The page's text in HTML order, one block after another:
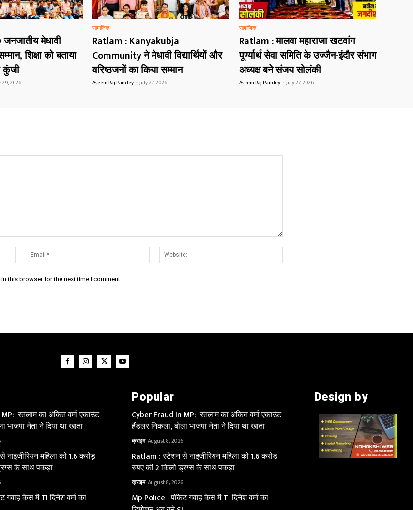
मेधावी
शिक्षा को बताया
कुंजी
29, 2026
सामाजिक
Ratlam : Kanyakubja
Community ने मेधावी विद्यार्थियों और
वरिष्ठजनों का किया सम्मान
Aseem Raj Pandey - July 27, 2026
सामाजिक
Ratlam : मालवा महाराजा खटवांग
पूर्ण्यार्थ सेवा समिति के उज्जैन-इंदौर संभाग
अध्यक्ष बने संजय सोलंकी
Aseem Raj Pandey - July 27, 2026
Name:*
Email:*
this browser for the next time I comment.
रतलाम का अंकित वर्मा एकाउंट
भाजपा नेता ने दिया था खाता
महिला को 1.6 करोड़
के साथ पकड़ा
केस में TI दिनेश वर्मा का
Popular
Cyber Fraud In MP: रतलाम का अंकित वर्मा एकाउंट
हैंडलर निकला, बोला भाजपा नेता ने दिया था खाता
क्राइम August 8, 2026
Ratlam : स्टेशन से नाइजीरियन महिला को 1.6 करोड़
रुपए की 2 किलो ड्रग्स के साथ पकड़ा
क्राइम August 8, 2026
Mp Police : पॉकेट गवाह केस में TI दिनेश वर्मा का
Design by